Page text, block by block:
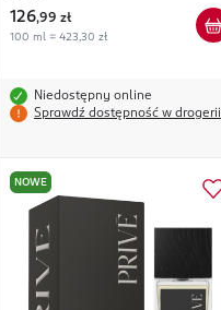
126,99 zł
100 ml = 423,30 zł
Niedostępny online
Sprawdź dostępność w drogerii
NOWE